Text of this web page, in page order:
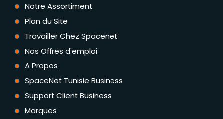
Notre Assortiment
Plan du Site
Travailler Chez Spacenet
Nos Offres d'emploi
A Propos
SpaceNet Tunisie Business
Support Client Business
Marques